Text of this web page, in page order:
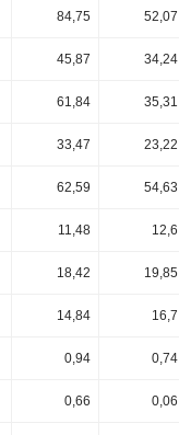
84,75 52,07
45,87 34,24
61,84 35,31
33,47 23,22
62,59 54,63
11,48 12,6
18,42 19,85
14,84 16,7
0,94 0,74
0,66 0,06